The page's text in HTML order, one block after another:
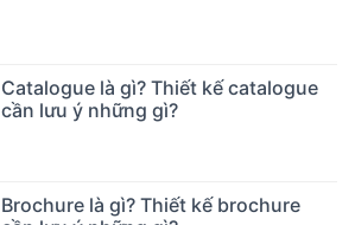
Catalogue là gì? Thiết kế catalogue
cần lưu ý những gì?
Brochure là gì? Thiết kế brochure